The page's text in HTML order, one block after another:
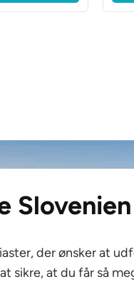
Slovenien
der ønsker at
at sikre, at du får så